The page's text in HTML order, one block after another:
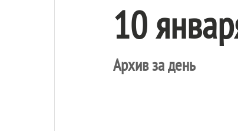
10
Архив за день